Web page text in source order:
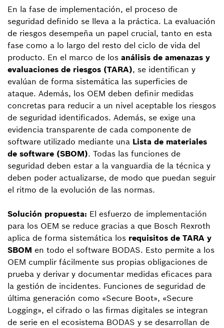
En la fase de implementación, el proceso de
seguridad definido se lleva a la práctica. La evaluación
de riesgos desempeña un papel crucial, tanto en esta
fase como a lo largo del resto del ciclo de vida del
producto. En el marco de los análisis de amenazas y
evaluaciones de riesgos (TARA), se identifican y
evalúan de forma sistemática las superficies de
ataque. Además, los OEM deben definir medidas
concretas para reducir a un nivel aceptable los riesgos
de seguridad identificados. Además, se exige una
evidencia transparente de cada componente de
software utilizado mediante una Lista de materiales
de software (SBOM). Todas las funciones de
seguridad deben estar a la vanguardia de la técnica y
deben poder actualizarse, de modo que puedan seguir
el ritmo de la evolución de las normas.
Solución propuesta: El esfuerzo de implementación
para los OEM se reduce gracias a que Bosch Rexroth
aplica de forma sistemática los requisitos de TARA y
SBOM en todo el software BODAS. Esto permite a los
OEM cumplir fácilmente sus propias obligaciones de
prueba y derivar y documentar medidas eficaces para
la gestión de incidentes. Funciones de seguridad de
última generación como «Secure Boot», «Secure
Logging», el cifrado o las firmas digitales se integran
de serie en el ecosistema BODAS y se desarrollan de